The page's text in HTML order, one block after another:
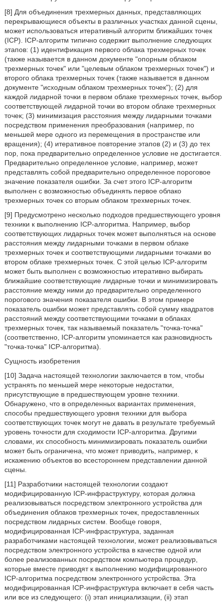
[8] Для объединения трехмерных данных, представляющих
перекрывающиеся объекты в различных участках данной сцены,
может использоваться итеративный алгоритм ближайших точек
(ICP). ICP-алгоритм типично содержит выполнение следующих
этапов: (1) идентификация первого облака трехмерных точек
(также называется в данном документе "опорным облаком
трехмерных точек" или "целевым облаком трехмерных точек") и
второго облака трехмерных точек (также называется в данном
документе "исходным облаком трехмерных точек"); (2) для
каждой лидарной точки в первом облаке трехмерных точек, выбор
соответствующей лидарной точки во втором облаке трехмерных
точек; (3) минимизация расстояния между лидарными точками
посредством применения преобразования (например, по
меньшей мере одного из перемещения в пространстве или
вращения); (4) итеративное повторение этапов (2) и (3) до тех
пор, пока предварительно определенное условие не достигается.
Предварительно определенное условие, например, может
представлять собой предварительно определенное пороговое
значение показателя ошибки. За счет этого ICP-алгоритм
выполнен с возможностью объединять первое облако
трехмерных точек со вторым облаком трехмерных точек.
[9] Предусмотрено несколько подходов предшествующего уровня
техники к выполнению ICP-алгоритма. Например, выбор
соответствующих лидарных точек может выполняться на основе
расстояния между лидарными точками в первом облаке
трехмерных точек и соответствующими лидарными точками во
втором облаке трехмерных точек. С этой целью ICP-алгоритм
может быть выполнен с возможностью итеративно выбирать
ближайшие соответствующие лидарные точки и минимизировать
расстояние между ними до предварительно определенного
порогового значения показателя ошибки. В этом примере
показатель ошибки может представлять собой сумму квадратов
расстояний между соответствующими точками в облаках
трехмерных точек, так называемый показатель "точка-точка"
(соответственно, ICP-алгоритм упоминается как разновидность
"точка-точка" ICP-алгоритма).
Сущность изобретения
[10] Задача настоящей технологии заключается в том, чтобы
устранять по меньшей мере некоторые недостатки,
присутствующие в предшествующем уровне техники.
Обнаружено, что в определенных вариантах применения,
способы предшествующего уровня техники для выбора
соответствующих точек могут не давать в результате требуемый
уровень точности для сходимости ICP-алгоритма. Другими
словами, их способность минимизировать показатель ошибки
может быть ограничена, что может приводить, например, к
искажению объектов во всестороннем представлении данной
сцены.
[11] Разработчики настоящей технологии создают
модифицированную ICP-инфраструктуру, которая должна
реализовываться посредством электронного устройства для
объединения облаков трехмерных точек, предоставленных
посредством лидарных систем. Вообще говоря,
модифицированная ICP-инфраструктура, заданная
разработчиками настоящей технологии, может реализовываться
посредством электронного устройства в качестве одной или
более реализованных посредством компьютера процедур,
которые вместе приводят к выполнению модифицированного
ICP-алгоритма посредством электронного устройства. Эта
модифицированная ICP-инфраструктура включает в себя часть
или все из следующего: (i) этап инициализации, (ii) этап